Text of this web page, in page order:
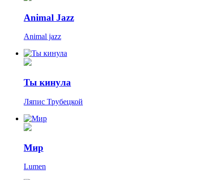
Animal Jazz
Animal jazz
Ты кинула
Ляпис Трубецкой
Мир
Lumen